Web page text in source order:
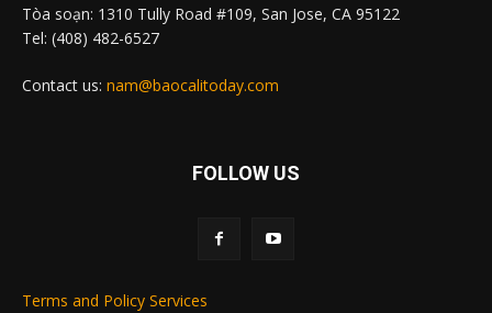
Tòa soạn: 1310 Tully Road #109, San Jose, CA 95122
Tel: (408) 482-6527
Contact us: nam@baocalitoday.com
FOLLOW US
Terms and Policy Services